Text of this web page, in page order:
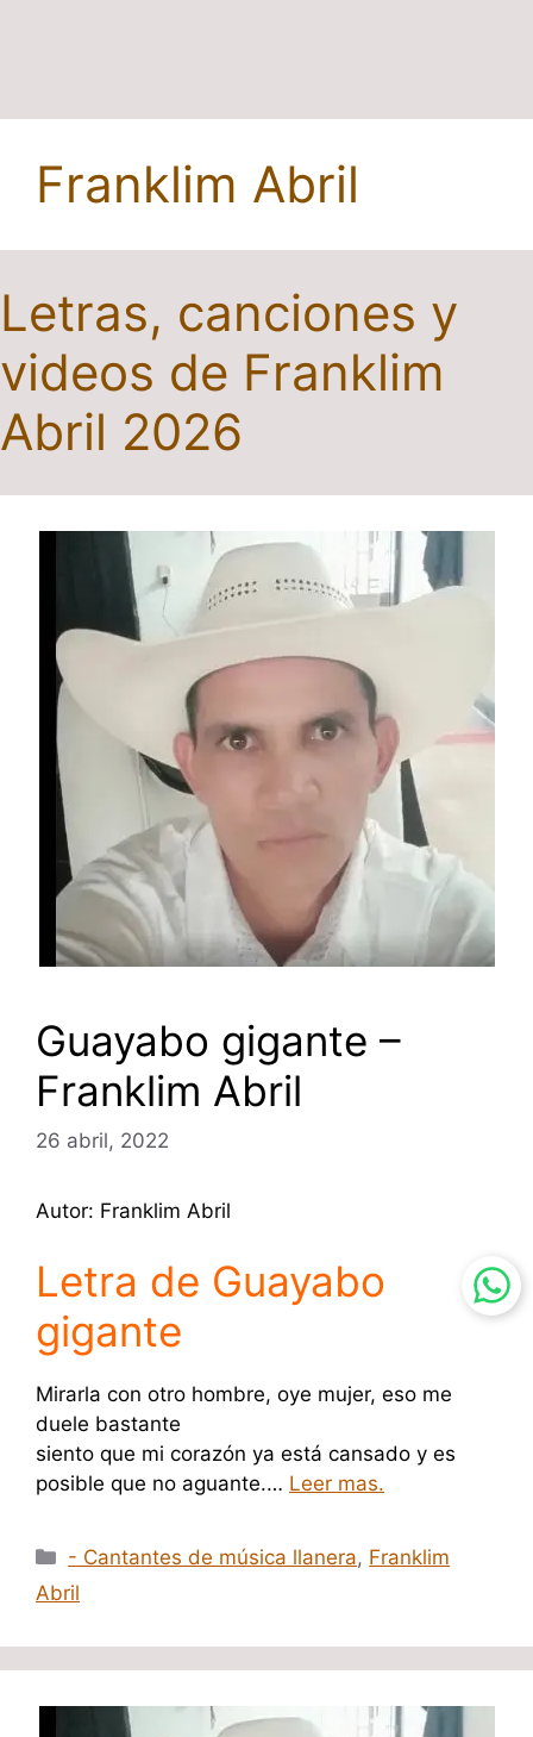
Franklim Abril
Letras, canciones y
videos de Franklim
Abril 2026
Guayabo gigante –
Franklim Abril
26 abril, 2022
Autor: Franklim Abril
Letra de Guayabo
gigante
Mirarla con otro hombre, oye mujer, eso me
duele bastante
siento que mi corazón ya está cansado y es
posible que no aguante.… Leer mas.
Categorías
- Cantantes de música llanera, Franklim
Abril